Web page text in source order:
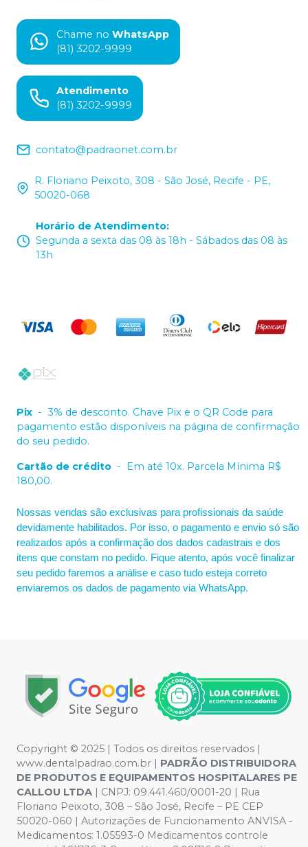
Chame no WhatsApp
(81) 3202-9999
Atendimento
(81) 3202-9999
contato@padraonet.com.br
R. Floriano Peixoto, 308 - São José, Recife - PE,
50020-068
Horário de Atendimento:
Segunda a sexta das 08 às 18h - Sábados das 08 às
13h
Pix - 3% de desconto. Chave Pix e o QR Code para
pagamento estão disponíveis na página de confirmação
do seu pedido.
Cartão de crédito - Em até 10x. Parcela Mínima R$
180,00.
Nossas vendas são exclusivas para profissionais da saúde
devidamente habilitados. Por isso, o pagamento e envio só são
realizados após a confirmação dos dados cadastrais e dos
itens que constam no pedido. Fique atento, após você finalizar
seu pedido faremos a análise e caso tudo esteja correto
enviaremos os dados de pagamento via WhatsApp.
Copyright © 2025 | Todos os direitos reservados |
www.dentalpadrao.com.br | PADRÃO DISTRIBUIDORA
DE PRODUTOS E EQUIPAMENTOS HOSPITALARES PE
CALLOU LTDA | CNPJ: 09.441.460/0001-20 | Rua
Floriano Peixoto, 308 – São José, Recife – PE CEP
50020-060 | Autorizações de Funcionamento ANVISA -
Medicamentos: 1.05593-0 Medicamentos controle